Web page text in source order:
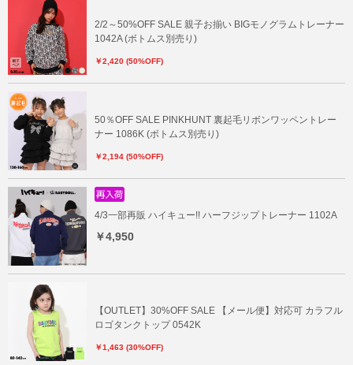
2/2～50%OFF SALE 親子お揃い BIGモノグラムトレーナー
1042A (ボトムス別売り)
￥2,420 (50%OFF)
50％OFF SALE PINKHUNT 裏起毛リボンワッペントレー
ナー 1086K (ボトムス別売り)
￥2,194 (50%OFF)
4/3一部再販 ハイキュー!! ハーフジップトレーナー 1102A
￥4,950
【OUTLET】30%OFF SALE 【メール便】対応可 カラフル
ロゴタンクトップ 0542K
￥1,463 (30%OFF)